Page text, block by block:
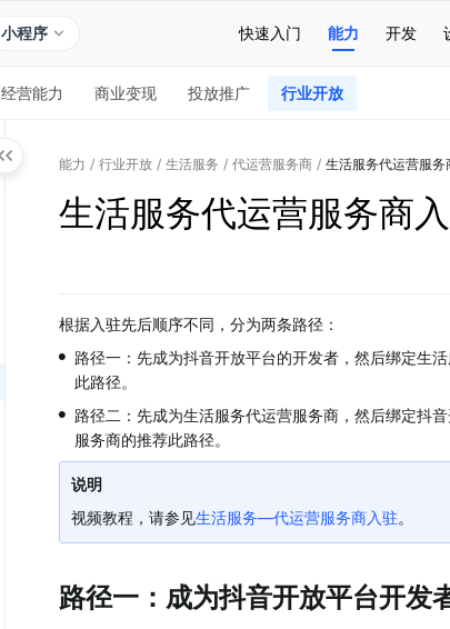
小程序 快速入门 能力 开发
经营能力 商业变现 投放推广 行业开放
能力 / 行业开放 / 生活服务 / 代运营服务商 / 生活服务代运营服务
生活服务代运营服务商
根据入驻先后顺序不同，分为两条路径：
• 路径一：先成为抖音开放平台的开发者，然后绑定生
此路径。
• 路径二：先成为生活服务代运营服务商，然后绑定抖
服务商的推荐此路径。
说明
视频教程，请参见生活服务—代运营服务商入驻。
路径一：成为抖音开放平台开发